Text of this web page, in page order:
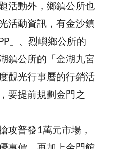
活動外，鄉鎮公所也
活動資訊，有金沙鎮
」、烈嶼鄉公所的
鎮公所的「金湖九宮
觀光行事曆的行銷活
要提前規劃金門之
攻普發1萬元市場，